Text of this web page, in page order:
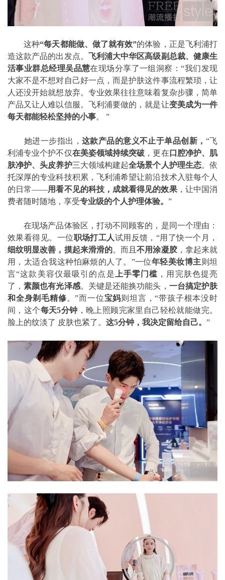
这种“每天都能做、做了就有效”的体验，正是飞利浦打
造这款产品的出发点。 飞利浦大中华区高级副总裁、健康生
活事业群总经理吴品慧在现场分享了一组洞察：“我们发现
大家不是不想对自己好一点，而是护肤这件事流程繁琐，让
人还没开始就想放弃。专业效果往往意味着复杂步骤，简单
产品又让人难以信服。飞利浦要做的，就是让变美成为一件
每天都能轻松坚持的小事。 ”
她进一步指出， 这款产品的意义不止于单品创新， “飞
利浦专业个护不仅在美姿领域持续突破 ，更在 口腔净护、肌
肤净护、头皮养护三大领域构建起全场景个人护理生态。依
托深厚的专业科技积累，飞利浦希望让前沿技术入驻每个人
的日常——用看不见的科技，成就看得见的效果，让中国消
费者随时随地，享受专业级的个人护理体验。 ”
在现场产品体验区，打动不同顾客的，是同一个理由：
效果看得见。一位职场打工人试用反馈，“用了快一个月，
细纹明显改善，摸起来滑滑的。而且不用涂凝胶，拿起来就
用，太适合我这种怕麻烦的人了。”一位年轻美妆博主则坦
言“这款美容仪最吸引的点是 上手零门槛 ，用完肤色提亮
了，素颜也有光泽感。关键是还能换功能头， 一台搞定护肤
和全身剃毛精修。”而一位宝妈则坦言，“带孩子根本没时
间，这个每天5分钟 ，晚上照顾完家里自己轻松就能做完。
脸上的纹淡了 皮肤也紧了。 这5分钟，我决定留给自己。 ”